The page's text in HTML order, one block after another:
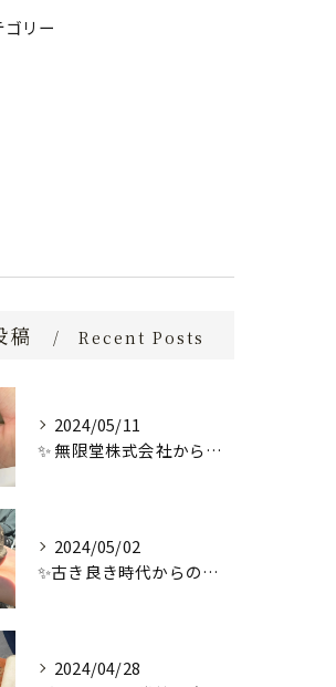
リー
稿 Recent Posts
2024/05/11
✨ 無限堂株式会社からの特別なお知らせ ✨
2024/05/02
✨古き良き時代からの逸品✨
2024/04/28